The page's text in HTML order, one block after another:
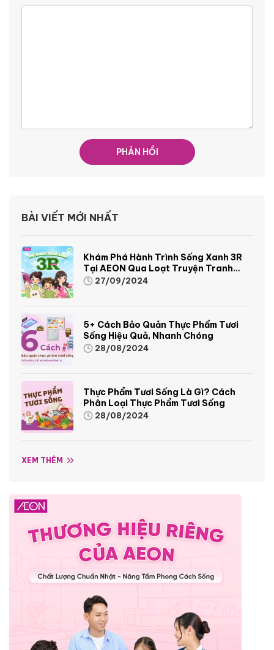
BÀI VIẾT MỚI NHẤT
Khám Phá Hành Trình Sống Xanh 3R
Tại AEON Qua Loạt Truyện Tranh
Sinh Động Và Thú Vị
27/09/2024
5+ Cách Bảo Quản Thực Phẩm Tươi
Sống Hiệu Quả, Nhanh Chóng
28/08/2024
Thực Phẩm Tươi Sống Là Gì? Cách
Phân Loại Thực Phẩm Tươi Sống
28/08/2024
XEM THÊM